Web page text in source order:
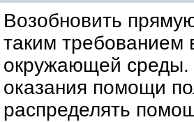
Возобновить
таким требованием
окружающей среды.
оказания помощи
распределять